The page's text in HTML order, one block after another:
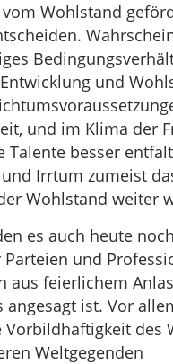
Wohlstand
und
und im Klima der
Talente besser
Irrtum zumeist
Wohlstand weiter
es auch heute
und
aus feierlichem
angesagt ist. Vor
des
Weltgegenden